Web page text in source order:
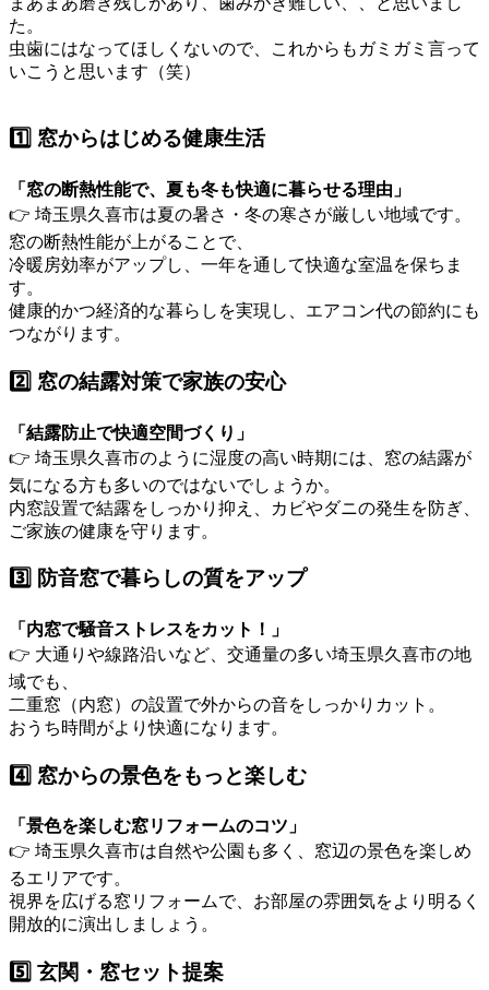
た。
虫歯にはなってほしくないので、これからもガミガミ言って
いこうと思います（笑）
1️⃣ 窓からはじめる健康生活
「窓の断熱性能で、夏も冬も快適に暮らせる理由」
👉 埼玉県久喜市は夏の暑さ・冬の寒さが厳しい地域です。
窓の断熱性能が上がることで、
冷暖房効率がアップし、一年を通して快適な室温を保ちま
す。
健康的かつ経済的な暮らしを実現し、エアコン代の節約にも
つながります。
2️⃣ 窓の結露対策で家族の安心
「結露防止で快適空間づくり」
👉 埼玉県久喜市のように湿度の高い時期には、窓の結露が
気になる方も多いのではないでしょうか。
内窓設置で結露をしっかり抑え、カビやダニの発生を防ぎ、
ご家族の健康を守ります。
3️⃣ 防音窓で暮らしの質をアップ
「内窓で騒音ストレスをカット！」
👉 大通りや線路沿いなど、交通量の多い埼玉県久喜市の地
域でも、
二重窓（内窓）の設置で外からの音をしっかりカット。
おうち時間がより快適になります。
4️⃣ 窓からの景色をもっと楽しむ
「景色を楽しむ窓リフォームのコツ」
👉 埼玉県久喜市は自然や公園も多く、窓辺の景色を楽しめ
るエリアです。
視界を広げる窓リフォームで、お部屋の雰囲気をより明るく
開放的に演出しましょう。
5️⃣ 玄関・窓セット提案